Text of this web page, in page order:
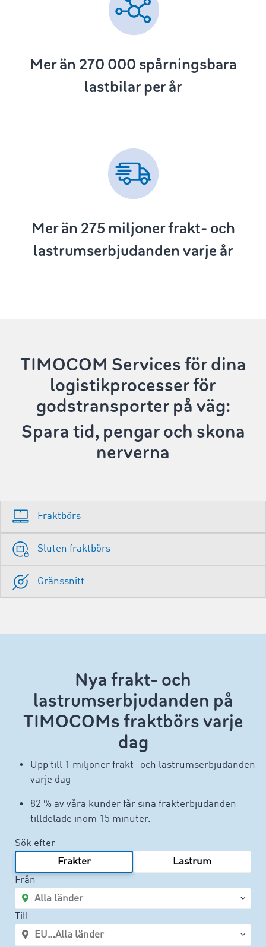
Mer än 270 000 spårningsbara
lastbilar per år
Mer än 275 miljoner frakt- och
lastrumserbjudanden varje år
TIMOCOM Servicesför dina
logistikprocesser för
godstransporter på väg:
Spara tid, pengar och skona
nerverna
Fraktbörs
Sluten fraktbörs
Gränssnitt
Nya frakt- och
lastrumserbjudanden på
TIMOCOMs fraktbörs varje
dag
Upp till 1 miljoner frakt- och lastrumserbjudanden
varje dag
82 % av våra kunder får sina frakterbjudanden
tilldelade inom 15 minuter.
Sök efter
Frakter
Lastrum
Från
Till